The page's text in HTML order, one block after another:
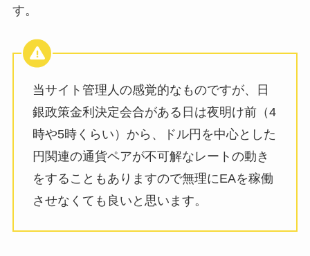
す。
当サイト管理人の感覚的なものですが、日
銀政策金利決定会合がある日は夜明け前（4
時や5時くらい）から、ドル円を中心とした
円関連の通貨ペアが不可解なレートの動き
をすることもありますので無理にEAを稼働
させなくても良いと思います。